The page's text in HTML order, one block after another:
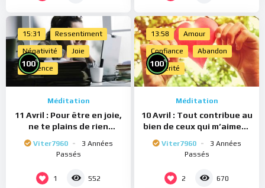
15:31 Ressentiment
Négativité Joie
Présence
100%
Méditation
11 Avril : Pour être en joie,
ne te plains de rien
Viter7960
3 Années
Passés
1 552
13:58 Amour
Confiance Abandon
Sincérité
100%
Méditation
10 Avril : Tout contribue au
bien de ceux qui m’aiment
Viter7960
3 Années
Passés
2 670